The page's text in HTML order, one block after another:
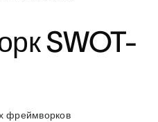
SWOT-
фреймворков